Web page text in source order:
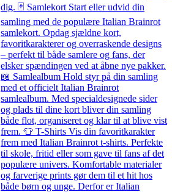
dig. 🃏 Samlekort Start eller udvid din
samling med de populære Italian Brainrot
samlekort. Opdag sjældne kort,
favoritkarakterer og overraskende designs
– perfekt til både samlere og fans, der
elsker spændingen ved at åbne nye pakker.
📖 Samlealbum Hold styr på din samling
med et officielt Italian Brainrot
samlealbum. Med specialdesignede sider
og plads til dine kort bliver din samling
både flot, organiseret og klar til at blive vist
frem. 👕 T-Shirts Vis din favoritkarakter
frem med Italian Brainrot t-shirts. Perfekte
til skole, fritid eller som gave til fans af det
populære univers. Komfortable materialer
og farverige prints gør dem til et hit hos
både børn og unge. Derfor er Italian